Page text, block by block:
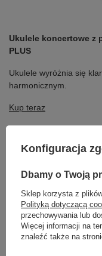
Ukulele koncertowe z
PLUS
Ukulele wyróżnia się
harmonicznym.
Kup teraz
to
start. Wykonany z
który ułatwia naukę
ukulele.
Konfiguracja
Dbamy o Twoją
Sklep korzysta z
Polityką dotyczącą
przechowywania lub
Więcej informacji na
znaleźć także na